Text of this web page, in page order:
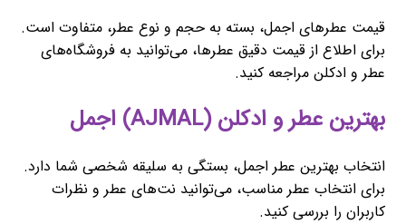
قیمت عطرهای اجمل، بسته به حجم و نوع عطر، متفاوت است.
برای اطلاع از قیمت دقیق عطرها، می‌توانید به فروشگاه‌های
عطر و ادکلن مراجعه کنید.
بهترین عطر و ادکلن (AJMAL) اجمل
انتخاب بهترین عطر اجمل، بستگی به سلیقه شخصی شما دارد.
برای انتخاب عطر مناسب، می‌توانید نت‌های عطر و نظرات
کاربران را بررسی کنید.